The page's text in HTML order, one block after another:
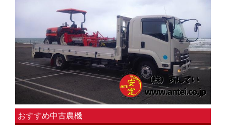
おすすめ中古農機